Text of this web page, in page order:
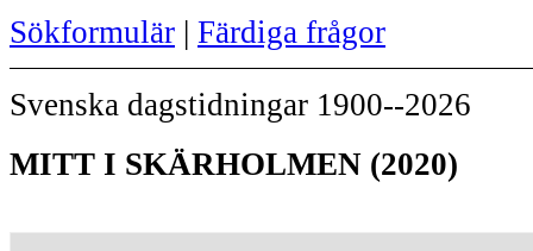
Sökformulär | Färdiga frågor
Svenska dagstidningar 1900--2026
MITT I SKÄRHOLMEN (2020)